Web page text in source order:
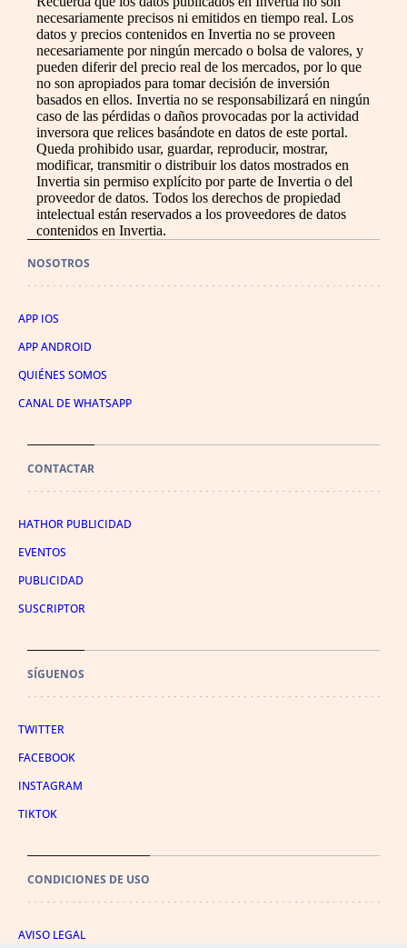
necesariamente precisos ni emitidos en tiempo real. Los
datos y precios contenidos en Invertia no se proveen
necesariamente por ningún mercado o bolsa de valores, y
pueden diferir del precio real de los mercados, por lo que
no son apropiados para tomar decisión de inversión
basados en ellos. Invertia no se responsabilizará en ningún
caso de las pérdidas o daños provocadas por la actividad
inversora que relices basándote en datos de este portal.
Queda prohibido usar, guardar, reproducir, mostrar,
modificar, transmitir o distribuir los datos mostrados en
Invertia sin permiso explícito por parte de Invertia o del
proveedor de datos. Todos los derechos de propiedad
intelectual están reservados a los proveedores de datos
contenidos en Invertia.
NOSOTROS
APP IOS
APP ANDROID
QUIÉNES SOMOS
CANAL DE WHATSAPP
CONTACTAR
HATHOR PUBLICIDAD
EVENTOS
PUBLICIDAD
SUSCRIPTOR
SÍGUENOS
TWITTER
FACEBOOK
INSTAGRAM
TIKTOK
CONDICIONES DE USO
AVISO LEGAL